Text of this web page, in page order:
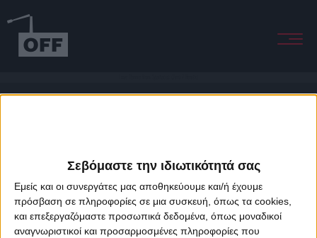
Σεβόμαστε την ιδιωτικότητά σας
Εμείς και οι συνεργάτες μας αποθηκεύουμε και/ή έχουμε
πρόσβαση σε πληροφορίες σε μια συσκευή, όπως τα cookies,
και επεξεργαζόμαστε προσωπικά δεδομένα, όπως μοναδικοί
αναγνωριστικοί και προσαρμοσμένες πληροφορίες που
About Offradio Business Class Terms & Conditions
Privacy Policy